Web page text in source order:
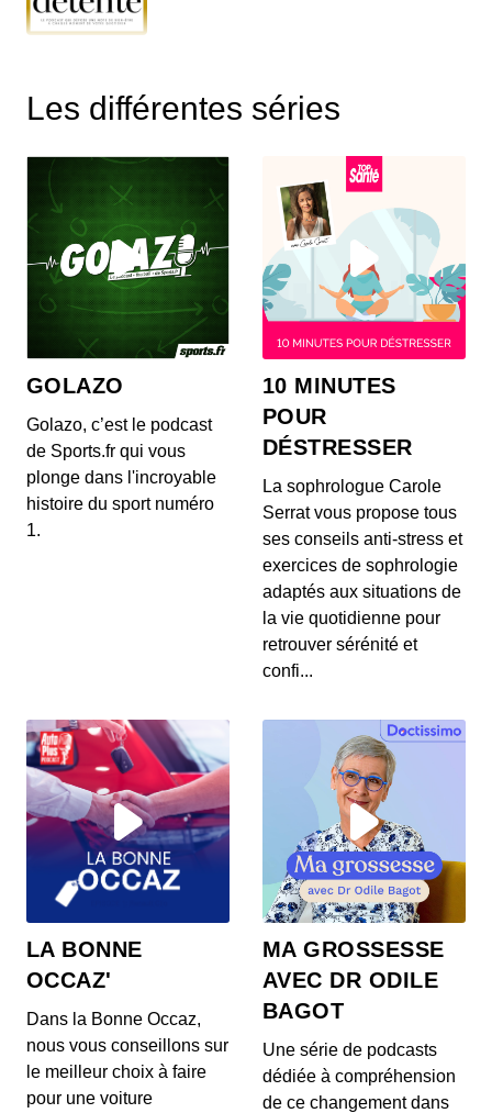
00:19:11 - IL Y A 5 ANS
Méditation guidée : faites le vide autour
de vous
00:13:53 - IL Y A 5 ANS
Grazia en mode détente #2
Les différentes séries
GOLAZO
Golazo, c’est le podcast
de Sports.fr qui vous
plonge dans l'incroyable
histoire du sport numéro
1.
10 MINUTES
POUR
DÉSTRESSER
La sophrologue Carole
Serrat vous propose tous
ses conseils anti-stress et
exercices de sophrologie
adaptés aux situations de
la vie quotidienne pour
retrouver sérénité et
confi...
LA BONNE
OCCAZ'
Dans la Bonne Occaz,
nous vous conseillons sur
le meilleur choix à faire
pour une voiture
MA GROSSESSE
AVEC DR ODILE
BAGOT
Une série de podcasts
dédiée à compréhension
de ce changement dans